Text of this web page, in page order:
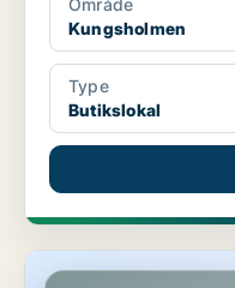
Område
Kungsholmen
Type
Butikslokal
Butikslokal i Söderort